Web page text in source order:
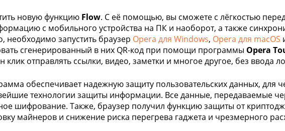
новую функцию Flow. С её помощью, вы сможете с лёгкостью
с мобильного устройства на ПК и наоборот, а также
необходимо запустить браузер Opera для Windows, Opera для macOS
сгенерированный в них QR-код при помощи программы Opera
клик отправлять ссылки, видео, заметки и многое другое, без ввода
обеспечивает надежную защиту пользовательских данных, для
технологии защиты информации. Все данные, передаваемые
шифрование. Также, браузер получил функцию защиты от
майнеров и снижение риска перегрева гаджета и чрезмерного